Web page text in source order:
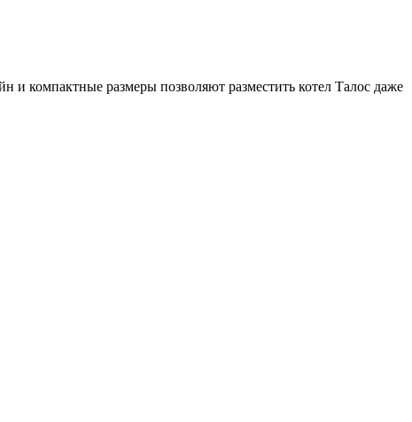
компактные размеры позволяют разместить котел Талос даже